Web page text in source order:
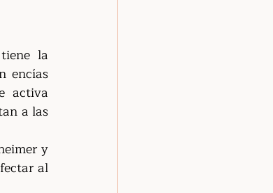
la
encías
activa
a las
y
al